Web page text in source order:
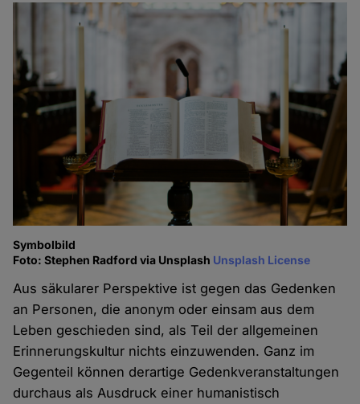
Symbolbild
Foto: Stephen Radford via Unsplash Unsplash License
Aus säkularer Perspektive ist gegen das Gedenken
an Personen, die anonym oder einsam aus dem
Leben geschieden sind, als Teil der allgemeinen
Erinnerungskultur nichts einzuwenden. Ganz im
Gegenteil können derartige Gedenkveranstaltungen
durchaus als Ausdruck einer humanistisch